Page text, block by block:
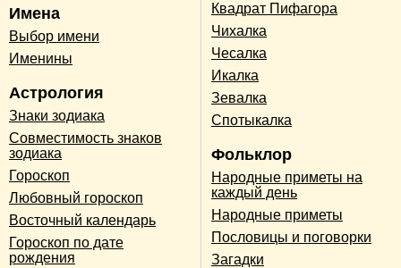
Имена
Выбор имени
Именины
Астрология
Знаки зодиака
Совместимость знаков
зодиака
Гороскоп
Любовный гороскоп
Восточный календарь
Гороскоп по дате
рождения
Квадрат Пифагора
Чихалка
Чесалка
Икалка
Зевалка
Спотыкалка
Фольклор
Народные приметы на
каждый день
Народные приметы
Пословицы и поговорки
Загадки